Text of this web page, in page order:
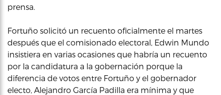
prensa.
Fortuño solicitó un recuento oficialmente el martes
después que el comisionado electoral, Edwin Mundo
insistiera en varias ocasiones que habría un recuento
por la candidatura a la gobernación porque la
diferencia de votos entre Fortuño y el gobernador
electo, Alejandro García Padilla era mínima y que